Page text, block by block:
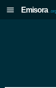
Emisora